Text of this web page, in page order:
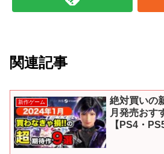
関連記事
新作ゲーム
絶対買いの
月発売おす
【PS4・